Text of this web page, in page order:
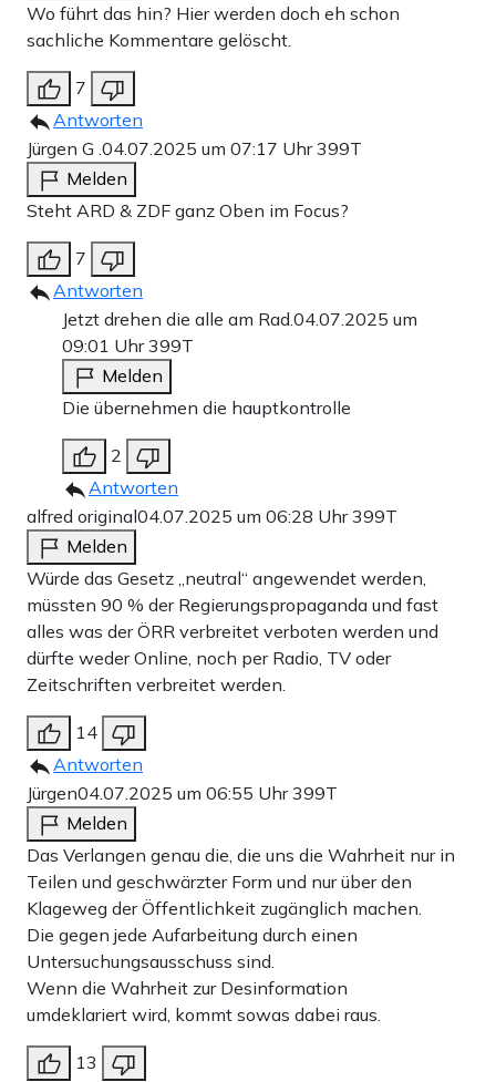
Wo führt das hin? Hier werden doch eh schon
sachliche Kommentare gelöscht.
7
Antworten
Jürgen G .04.07.2025 um 07:17 Uhr399T
Melden
Steht ARD & ZDF ganz Oben im Focus?
7
Antworten
Jetzt drehen die alle am Rad.04.07.2025 um
09:01 Uhr399T
Melden
Die übernehmen die hauptkontrolle
2
Antworten
alfred original04.07.2025 um 06:28 Uhr399T
Melden
Würde das Gesetz „neutral“ angewendet werden,
müssten 90 % der Regierungspropaganda und fast
alles was der ÖRR verbreitet verboten werden und
dürfte weder Online, noch per Radio, TV oder
Zeitschriften verbreitet werden.
14
Antworten
Jürgen04.07.2025 um 06:55 Uhr399T
Melden
Das Verlangen genau die, die uns die Wahrheit nur in
Teilen und geschwärzter Form und nur über den
Klageweg der Öffentlichkeit zugänglich machen.
Die gegen jede Aufarbeitung durch einen
Untersuchungsausschuss sind.
Wenn die Wahrheit zur Desinformation
umdeklariert wird, kommt sowas dabei raus.
13